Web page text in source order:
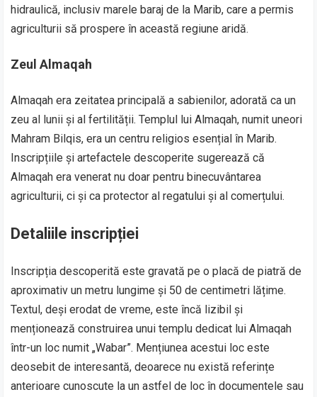
hidraulică, inclusiv marele baraj de la Marib, care a permis
agriculturii să prospere în această regiune aridă.
Zeul Almaqah
Almaqah era zeitatea principală a sabienilor, adorată ca un
zeu al lunii și al fertilității. Templul lui Almaqah, numit uneori
Mahram Bilqis, era un centru religios esențial în Marib.
Inscripțiile și artefactele descoperite sugerează că
Almaqah era venerat nu doar pentru binecuvântarea
agriculturii, ci și ca protector al regatului și al comerțului.
Detaliile inscripției
Inscripția descoperită este gravată pe o placă de piatră de
aproximativ un metru lungime și 50 de centimetri lățime.
Textul, deși erodat de vreme, este încă lizibil și
menționează construirea unui templu dedicat lui Almaqah
într-un loc numit „Wabar”. Mențiunea acestui loc este
deosebit de interesantă, deoarece nu există referințe
anterioare cunoscute la un astfel de loc în documentele sau